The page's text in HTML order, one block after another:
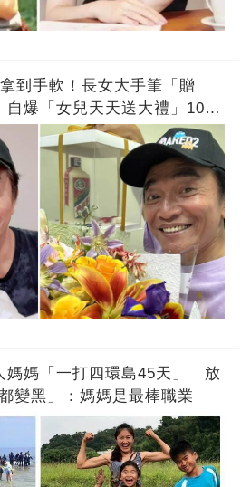
到手軟！長女大手筆「贈
爆「女兒天天送大禮」10年
媽媽「一打四環島45天」 放
變黑」：媽媽是最棒職業